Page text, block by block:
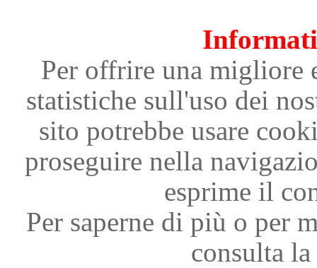
Per offrire una migliore
statistiche sull'uso dei
sito potrebbe usare
proseguire nella
esprime il
Per saperne di più o per
consulta